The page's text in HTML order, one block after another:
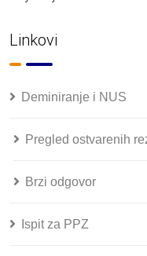
Linkovi
Deminiranje i NUS
Pregled ostvarenih
Brzi odgovor
Ispit za PPZ